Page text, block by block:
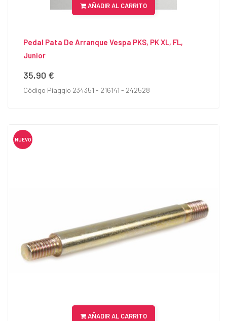
AÑADIR AL CARRITO
Pedal Pata De Arranque Vespa PKS, PK XL, FL,
Junior
Precio
35,90 €
Código Piaggio 234351 - 216141 - 242528
NUEVO
AÑADIR AL CARRITO